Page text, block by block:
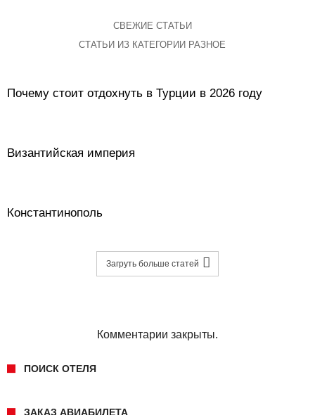
СВЕЖИЕ СТАТЬИ
СТАТЬИ ИЗ КАТЕГОРИИ РАЗНОЕ
Почему стоит отдохнуть в Турции в 2026 году
Византийская империя
Константинополь
Загруть больше статей
Комментарии закрыты.
ПОИСК ОТЕЛЯ
ЗАКАЗ АВИАБИЛЕТА